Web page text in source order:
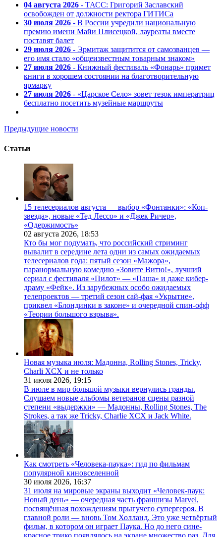
04 августа 2026 - ТАСС: Григорий Заславский
освобожден от должности ректора ГИТИСа
30 июля 2026 - В России учредили национальную
премию имени Майи Плисецкой, лауреаты вместе
поставят балет
29 июля 2026 - Эрмитаж защитится от самозванцев —
его имя стало «общеизвестным товарным знаком»
27 июля 2026 - Книжный фестиваль «Фонарь» примет
книги в хорошем состоянии на благотворительную
ярмарку
27 июля 2026 - «Царское Село» зовет тезок императриц
бесплатно посетить музейные маршруты
Предыдущие новости
Статьи
15 телесериалов августа — выбор «Фонтанки»: «Коп-
звезда», новые «Тед Лессо» и «Джек Ричер»,
«Одержимость»
02 августа 2026, 18:53
Кто бы мог подумать, что российский стриминг
вывалит в середине лета одни из самых ожидаемых
телесериалов года: пятый сезон «Мажора»,
паранормальную комедию «Зовите Витю!», лучший
сериал с фестиваля «Пилот» — «Паша» и даже кибер-
драму «Фейк». Из зарубежных особо ожидаемых
телепроектов — третий сезон сай-фая «Укрытие»,
приквел «Блондинки в законе» и очередной спин-офф
«Теории большого взрыва».
Новая музыка июля: Мадонна, Rolling Stones, Tricky,
Charli XCX и не только
31 июля 2026, 19:15
В июле в мир большой музыки вернулись гранды.
Слушаем новые альбомы ветеранов сцены разной
степени «выдержки» — Мадонны, Rolling Stones, The
Strokes, а так же Tricky, Charlie XCX и Jack White.
Как смотреть «Человека-паука»: гид по фильмам
популярной киновселенной
30 июля 2026, 16:37
31 июля на мировые экраны выходит «Человек-паук:
Новый день» — очередная часть франшизы Marvel,
посвящённая похождениям прыгучего супергероя. В
главной роли — вновь Том Холланд. Это уже четвёртый
фильм, в котором он играет Паука. Но до него сине-
красное трико появлялось на экране множество раз. Для